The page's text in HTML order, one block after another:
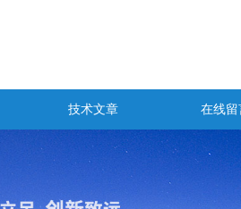
技术文章 在线留